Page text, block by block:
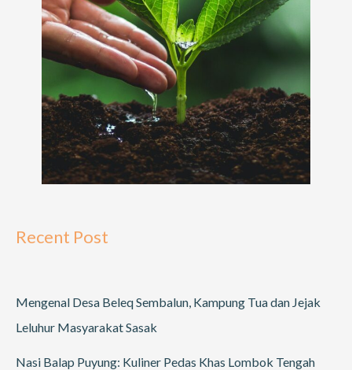
Recent Post
Mengenal Desa Beleq Sembalun, Kampung Tua dan Jejak
Leluhur Masyarakat Sasak
Nasi Balap Puyung: Kuliner Pedas Khas Lombok Tengah